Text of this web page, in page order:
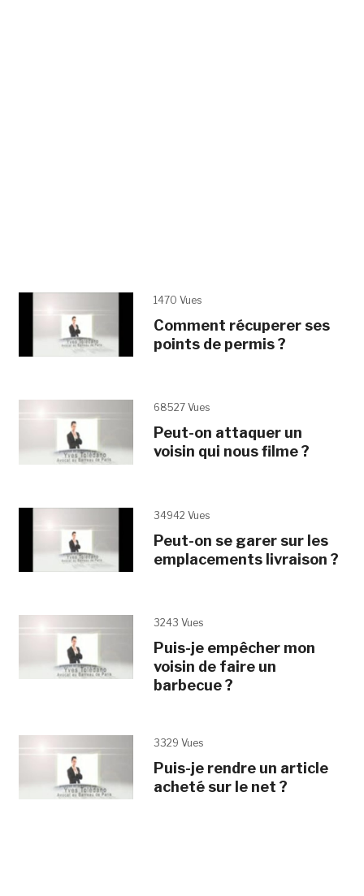
1470 Vues
Comment récuperer ses
points de permis ?
68527 Vues
Peut-on attaquer un
voisin qui nous filme ?
34942 Vues
Peut-on se garer sur les
emplacements livraison ?
3243 Vues
Puis-je empêcher mon
voisin de faire un
barbecue ?
3329 Vues
Puis-je rendre un article
acheté sur le net ?